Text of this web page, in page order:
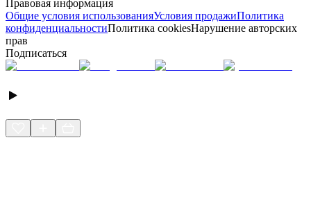
Правовая информация
Общие условия использованияУсловия продажиПолитика
конфиденциальностиПолитика cookiesНарушение авторских
прав
Подписаться